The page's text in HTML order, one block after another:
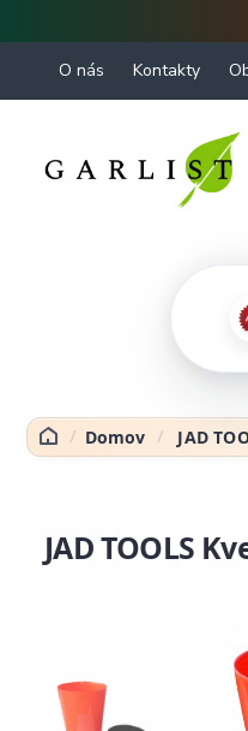
O nás Kontakty
Domov JAD
JAD TOOLS